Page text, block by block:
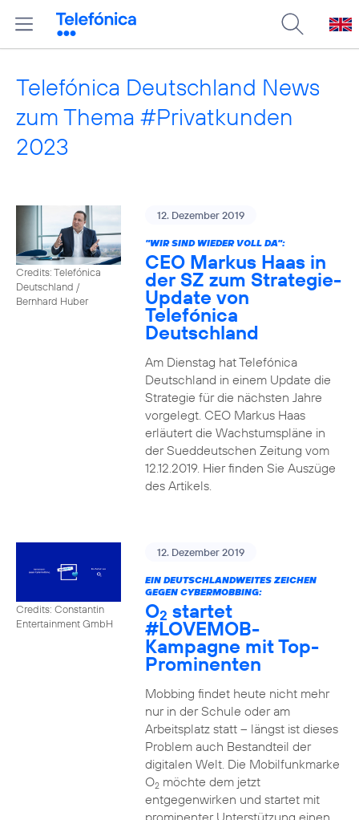
Telefónica Deutschland News
zum Thema #Privatkunden
2023
Credits: Telefónica
Deutschland /
Bernhard Huber
12. Dezember 2019
"WIR SIND WIEDER VOLL DA":
CEO Markus Haas in
der SZ zum Strategie-
Update von
Telefónica
Deutschland
Am Dienstag hat Telefónica
Deutschland in einem Update die
Strategie für die nächsten Jahre
vorgelegt. CEO Markus Haas
erläutert die Wachstumspläne in
der Sueddeutschen Zeitung vom
12.12.2019. Hier finden Sie Auszüge
des Artikels.
Credits: Constantin
Entertainment GmbH
12. Dezember 2019
EIN DEUTSCHLANDWEITES ZEICHEN
GEGEN CYBERMOBBING:
O2 startet
#LOVEMOB-
Kampagne mit Top-
Prominenten
Mobbing findet heute nicht mehr
nur in der Schule oder am
Arbeitsplatz statt – längst ist dieses
Problem auch Bestandteil der
digitalen Welt. Die Mobilfunkmarke
O2möchte dem jetzt
entgegenwirken und startet mit
prominenter Unterstützung einen